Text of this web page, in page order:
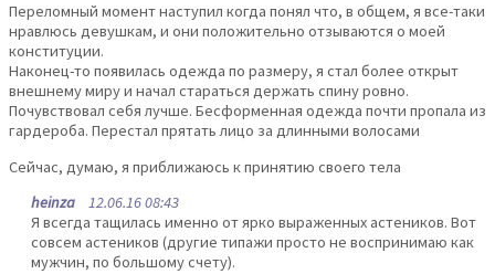
Переломный момент наступил когда понял что, в общем, я все-таки
нравлюсь девушкам, и они положительно отзываются о моей
конституции.
Наконец-то появилась одежда по размеру, я стал более открыт
внешнему миру и начал стараться держать спину ровно.
Почувствовал себя лучше. Бесформенная одежда почти пропала из
гардероба. Перестал прятать лицо за длинными волосами
Сейчас, думаю, я приближаюсь к принятию своего тела
heinza 12.06.16 08:43
Я всегда тащилась именно от ярко выраженных астеников. Вот
совсем астеников (другие типажи просто не воспринимаю как
мужчин, по большому счету).